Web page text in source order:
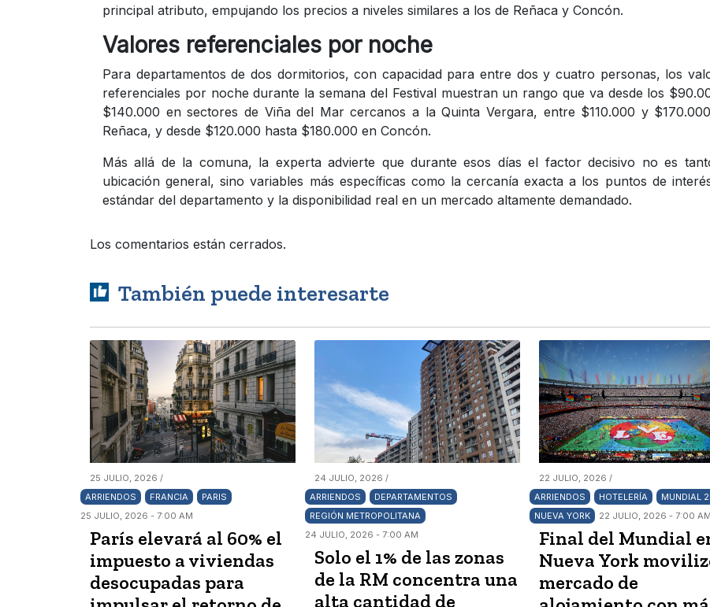
principal atributo, empujando los precios a niveles similares a los de Reñaca y Concón.
Valores referenciales por noche
Para departamentos de dos dormitorios, con capacidad para entre dos y cuatro personas, los
referenciales por noche durante la semana del Festival muestran un rango que va desde los
$140.000 en sectores de Viña del Mar cercanos a la Quinta Vergara, entre $110.000 y
Reñaca, y desde $120.000 hasta $180.000 en Concón.
Más allá de la comuna, la experta advierte que durante esos días el factor decisivo no es
ubicación general, sino variables más específicas como la cercanía exacta a los puntos de
estándar del departamento y la disponibilidad real en un mercado altamente demandado.
Los comentarios están cerrados.
También puede interesarte
25 JULIO, 2026 /
ARRIENDOS
FRANCIA
PARIS
25 JULIO, 2026 - 7:00 AM
París elevará al 60% el
impuesto a viviendas
desocupadas para
24 JULIO, 2026 /
ARRIENDOS
DEPARTAMENTOS
REGIÓN METROPOLITANA
24 JULIO, 2026 - 7:00 AM
Solo el 1% de las zonas
de la RM concentra una
alta cantidad de
22 JULIO, 2026 /
ARRIENDOS
HOTELERÍA
MUNDIAL
NUEVA YORK
22 JULIO, 2026 - 7:00 AM
Final del Mundial
Nueva York
mercado de